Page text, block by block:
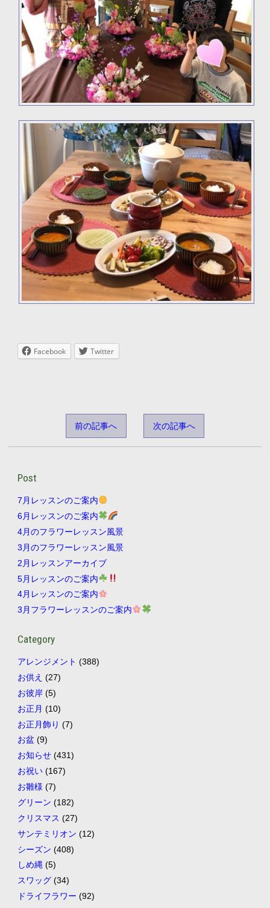
Facebook Twitter
前の記事へ 次の記事へ
Post
7月レッスンのご案内
6月レッスンのご案内
4月のフラワーレッスン風景
3月のフラワーレッスン風景
2月レッスンアーカイブ
5月レッスンのご案内
4月レッスンのご案内
3月フラワーレッスンのご案内
Category
アレンジメント (388)
お供え (27)
お彼岸(5)
お正月 (10)
お正月飾り (7)
お盆 (9)
お知らせ(431)
お祝い(167)
お雛様 (7)
グリーン (182)
クリスマス (27)
サンテミリオン (12)
シーズン (408)
しめ縄(5)
スワッグ(34)
ドライフラワー (92)